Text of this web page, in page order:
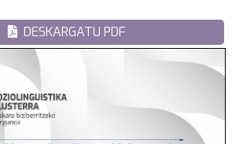
DESKARGATU PDF